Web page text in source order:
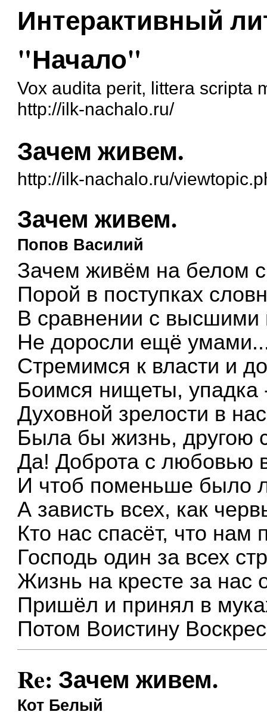
Интерактивный
"Начало"
Vox audita perit, littera scripta
http://ilk-nachalo.ru/
Зачем живем.
http://ilk-nachalo.ru/
Зачем живем.
Попов Василий
Зачем живём на белом
Порой в поступках
В сравнении с
Не доросли ещё
Стремимся к власти и
Боимся нищеты, упадка
Духовной зрелости в
Была бы жизнь, другою
Да! Доброта с любовью
И чтоб поменьше было
А зависть всех, как
Кто нас спасёт, что нам
Господь один за всех
Жизнь на кресте за нас
Пришёл и принял в
Потом Воистину
Re: Зачем живем.
Кот Белый